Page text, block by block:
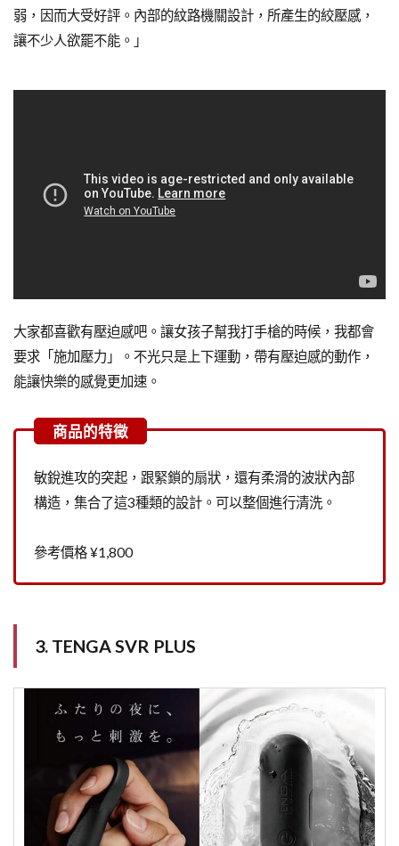
弱，因而大受好評。內部的紋路機關設計，所產生的絞壓感，
讓不少人欲罷不能。」
大家都喜歡有壓迫感吧。讓女孩子幫我打手槍的時候，我都會
要求「施加壓力」。不光只是上下運動，帶有壓迫感的動作，
能讓快樂的感覺更加速。
敏銳進攻的突起，跟緊鎖的扇狀，還有柔滑的波狀內部
構造，集合了這3種類的設計。可以整個進行清洗。
參考價格 ¥1,800
3. TENGA SVR PLUS